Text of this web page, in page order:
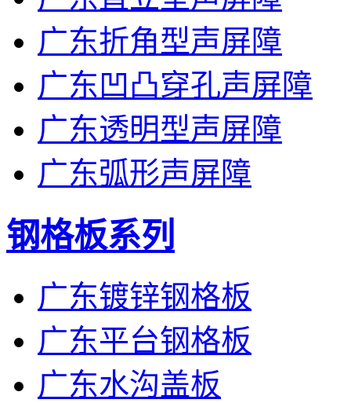
广东折角型声屏障
广东凹凸穿孔声屏障
广东透明型声屏障
广东弧形声屏障
钢格板系列
广东镀锌钢格板
广东平台钢格板
广东水沟盖板